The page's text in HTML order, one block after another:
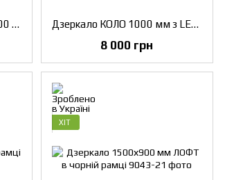
Дзеркало велике 1000х1600 мм з LED-підсвічуванням Дзеркало КОЛО 1000 мм з LED-підсвічуванням
8 000 грн
ХІТ